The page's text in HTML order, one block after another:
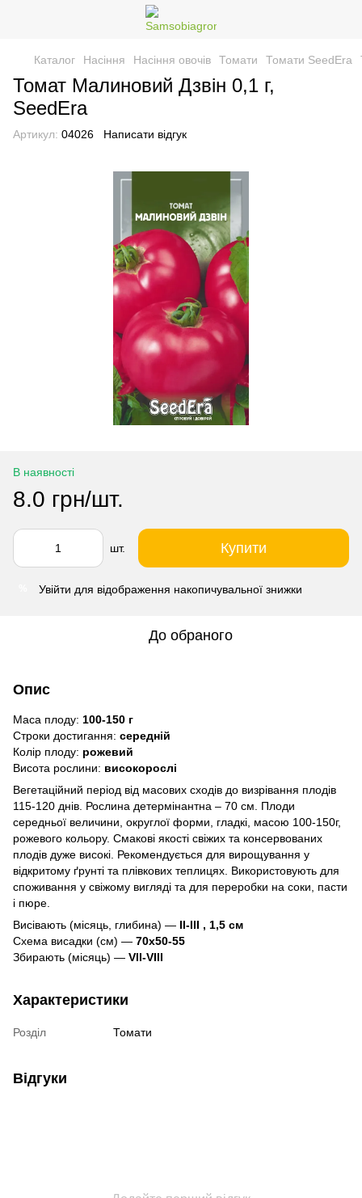
Каталог Насіння Насіння овочів Томати Томати SeedEra
Томат Малиновий Дзвін 0,1 г,
SeedEra
Артикул: 04026 Написати відгук
В наявності
8.0 грн/шт.
шт. Купити
Увійти для відображення накопичувальної знижки
До обраного
Опис
Маса плоду: 100-150 г
Строки достигання: середній
Колір плоду: рожевий
Висота рослини: високорослі
Вегетаційний період від масових сходів до визрівання плодів
115-120 днів. Рослина детермінантна – 70 см. Плоди
середньої величини, округлої форми, гладкі, масою 100-150г,
рожевого кольору. Смакові якості свіжих та консервованих
плодів дуже високі. Рекомендується для вирощування у
відкритому ґрунті та плівкових теплицях. Використовують для
споживання у свіжому вигляді та для переробки на соки, пасти
і пюре.
Висівають (місяць, глибина) — II-III , 1,5 см
Схема висадки (см) — 70х50-55
Збирають (місяць) — VII-VIII
Характеристики
Розділ Томати
Відгуки